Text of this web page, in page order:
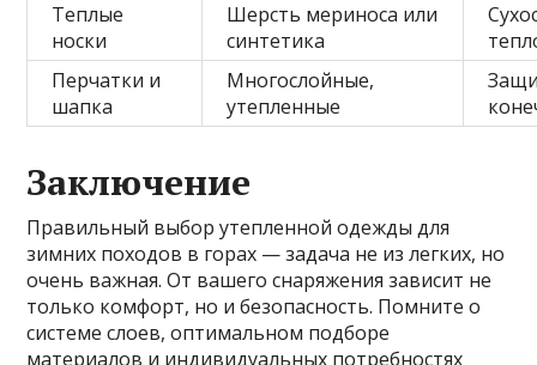
Теплые
носки
Шерсть мериноса или
синтетика
Перчатки и
шапка
Многослойные,
утепленные
Заключение
Правильный выбор утепленной одежды для
зимних походов в горах — задача не из легких, но
очень важная. От вашего снаряжения зависит не
только комфорт, но и безопасность. Помните о
системе слоев, оптимальном подборе
материалов и индивидуальных потребностях